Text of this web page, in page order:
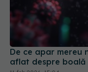
De ce apar mereu
aflat despre boală
11 feb 2026, 15:04